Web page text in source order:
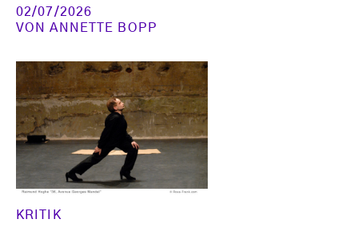
02/07/2026
VONANNETTE BOPP
KRITIK